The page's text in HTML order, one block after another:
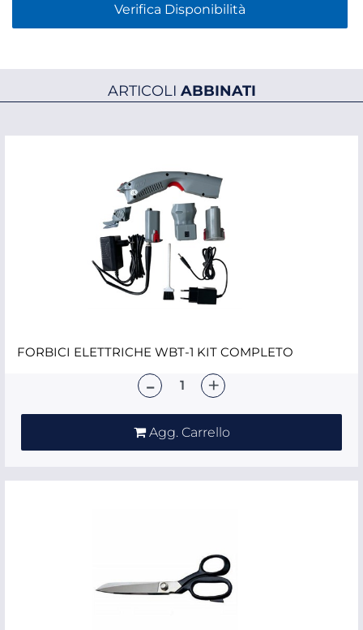
Verifica Disponibilità
ARTICOLI ABBINATI
FORBICI ELETTRICHE WBT-1 KIT COMPLETO
Agg. Carrello